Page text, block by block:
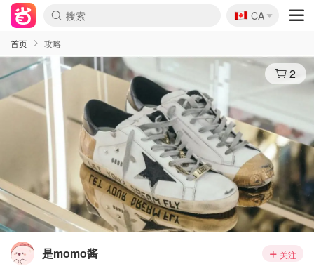
🇨🇦
CA
首页 攻略
2
是momo酱 关注